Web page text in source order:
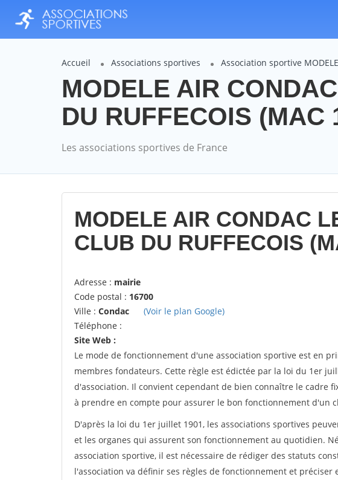
Accueil Associations sportives Association sportive MODELE
MODELE AIR
DU RUFFECOIS
Les associations sportives de France
MODELE AIR CONDAC
CLUB DU RUFFECOIS
Adresse : mairie
Code postal : 16700
Ville : Condac
(Voir le plan Google)
Téléphone :
Site Web :
Le mode de fonctionnement d'une association sportive est en
membres fondateurs. Cette règle est édictée par la loi du 1er
d'association. Il convient cependant de bien connaître le cadre
à prendre en compte pour assurer le bon fonctionnement d'un
D'après la loi du 1er juillet 1901, les associations sportives
et les organes qui assurent son fonctionnement au quotidien.
association sportive, il est nécessaire de rédiger des statuts
l'association va définir ses règles de fonctionnement et